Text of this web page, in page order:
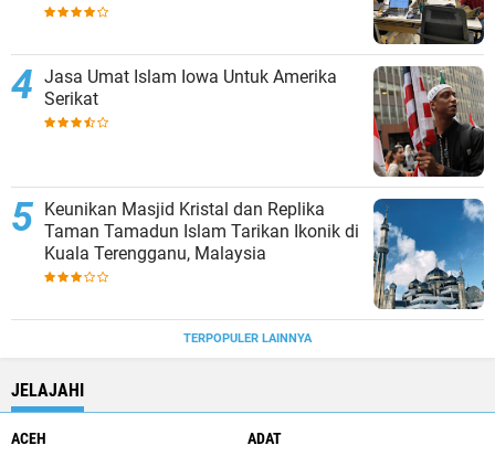
Jasa Umat Islam Iowa Untuk Amerika
Serikat
Keunikan Masjid Kristal dan Replika
Taman Tamadun Islam Tarikan Ikonik di
Kuala Terengganu, Malaysia
TERPOPULER LAINNYA
JELAJAHI
ACEH
ADAT